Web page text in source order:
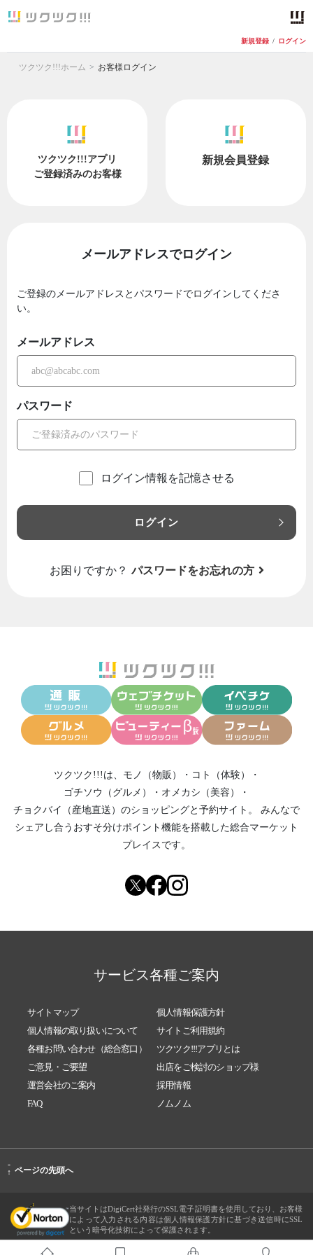
新規登録 / ログイン
ツクツク!!!ホーム お客様ログイン
ツクツク!!!アプリ
ご登録済みのお客様
新規会員登録
メールアドレスでログイン
ご登録のメールアドレスとパスワードでログインしてくださ
い。
メールアドレス
パスワード
ログイン情報を記憶させる
ログイン
お困りですか？ パスワードをお忘れの方
ツクツク!!!は、 モノ（物販） ・ コト（体験）
・
ゴチソウ（グルメ）
・ オメカシ（美容）
・
チョクバイ（産地直送） のショッピングと予約サイト。
みんなで
シェアし合う おすそ分けポイント機能を搭載した総合マーケット
プレイスです。
サービス各種ご案内
サイトマップ
個人情報保護方針
個人情報の取り扱いについて
サイトご利用規約
各種お問い合わせ（総合窓口）
ツクツク!!!アプリとは
ご意見・ご要望
出店をご検討のショップ様
運営会社のご案内
採用情報
FAQ
ノムノム
-
↑ ページの先頭へ
当サイトはDigiCert社発行のSSL電子証明書を使用しており、お客様
によって入力される内容は個人情報保護方針に基づき送信時にSSL
という暗号化技術によって保護されます。